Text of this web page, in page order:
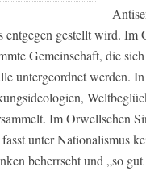
entgegen gestellt wird. Im
Gemeinschaft, die
untergeordnet werden.
Im Orwellschen
unter Nationalismus
beherrscht und „so